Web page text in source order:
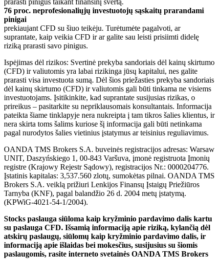
76 proc. neprofesionaliųjų investuotojų sąskaitų prarandami
pinigai
prekiaujant CFD su šiuo teikėju. Turėtumėte pagalvoti, ar
suprantate, kaip veikia CFD ir ar galite sau leisti prisiimti didelę
riziką prarasti savo pinigus.
Ispėjimas dėl rizikos: Svertinė prekyba sandoriais dėl kainų skirtumo
(CFD) ir valiutomis yra labai rizikinga jūsų kapitalui, nes galite
prarasti visa investuota sumą. Dėl šios priežasties prekyba sandoriais
dėl kainų skirtumo (CFD) ir valiutomis gali būti tinkama ne visiems
investuotojams. Įsitikinkite, kad suprantate susijusias rizikas, o
prireikus – pasitarkite su nepriklausomais konsultantais. Informacija
pateikta šiame tinklapyje nera nukreipta į tam tikros šalies klientus, ir
nera skirta toms šalims kuriose šį informacija gali būti netinkama
pagal nurodytos šalies vietinius įstatymus ar teisinius reguliavimus.
OANDA TMS Brokers S.A. buveinės registracijos adresas: Warsaw
UNIT, Daszyńskiego 1, 00-843 Varšuva, įmonė registruota Įmonių
registre (Krajowy Rejestr Sądowy), registracijos Nr.: 0000204776.
Įstatinis kapitalas: 3,537.560 zlotų, sumokėtas pilnai. OANDA TMS
Brokers S.A. veiklą prižiuri Lenkijos Finansų Įstaigų Priežiūros
Tarnyba (KNF), pagal balandžio 26 d. 2004 metų įstatymą.
(KPWiG-4021-54-1/2004).
Stocks paslauga siūloma kaip kryžminio pardavimo dalis kartu
su paslauga CFD. Išsamią informaciją apie riziką, kylančią dėl
atskirų paslaugų, siūlomų kaip kryžminio pardavimo dalis, ir
informaciją apie išlaidas bei mokesčius, susijusius su šiomis
paslaugomis, rasite interneto svetainės OANDA TMS Brokers